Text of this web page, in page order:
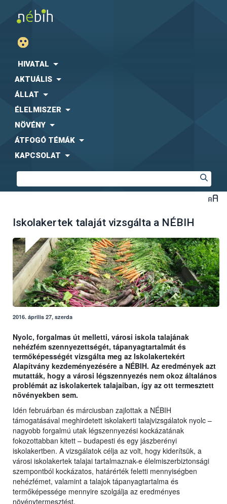
HIVATAL
AKTUÁLIS
ÁLLAT
ÉLELMISZER
NÖVÉNY
ÁTFOGÓ TÉMÁK
KAPCSOLAT
Iskolakertek talaját vizsgálta a NÉBIH
2016. április 27, szerda
Nyolc, forgalmas út melletti, városi iskola talajának
nehézfém szennyezettségét, tápanyagtartalmát és
termőképességét vizsgálta meg az Iskolakertekért
Alapítvány kezdeményezésére a NÉBIH. Az eredmények azt
mutatták, hogy a városi légszennyezés nem okoz általános
problémát az iskolakertek talajaiban, így az ott termesztett
növényekben sem.
Idén februárban és márciusban zajlottak a NÉBIH
támogatásával meghirdetett iskolakerti talajvizsgálatok nyolc –
nagyobb forgalmú utak légszennyezési kockázatának
fokozottabban kitett – budapesti és egy jászberényi
iskolakertben. A vizsgálatok célja az volt, hogy kiderítsük, a
városi iskolakertek talajai tartalmaznak-e élelmiszerbiztonsági
szempontból kockázatos, határérték feletti mennyiségben
nehézfémet, valamint a talajok tápanyagtartalma és
termőképessége mennyire szolgálja az eredményes
növénytermesztést.